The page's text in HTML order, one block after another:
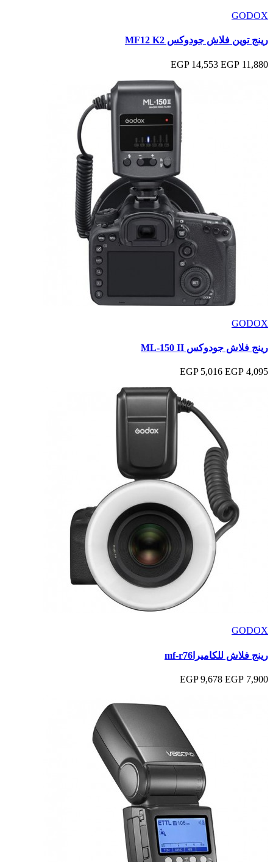
GODOX
رينج توين فلاش جودوكس MF12 K2
11,880 EGP
14,553 EGP
GODOX
رينج فلاش جودوكس ML-150 II
4,095 EGP
5,016 EGP
GODOX
رينج فلاش للكاميراmf-r76
7,900 EGP
9,678 EGP